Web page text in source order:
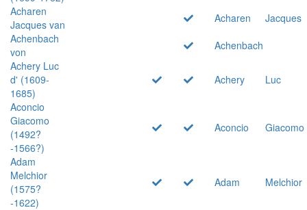
Acharen
Jacques van
Acharen
Jacques
Achenbach
von
Achenbach
Achery Luc
d' (1609-
1685)
Achery
Luc
Aconcio
Giacomo
(1492?
-1566?)
Aconcio Giacomo
Adam
Melchior
(1575?
-1622)
Adam Melchior